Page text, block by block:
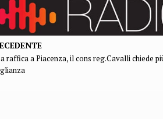
raffica a Piacenza, il cons reg.Cavalli chiede